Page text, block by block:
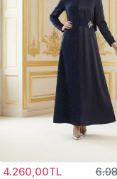
4.260,00TL